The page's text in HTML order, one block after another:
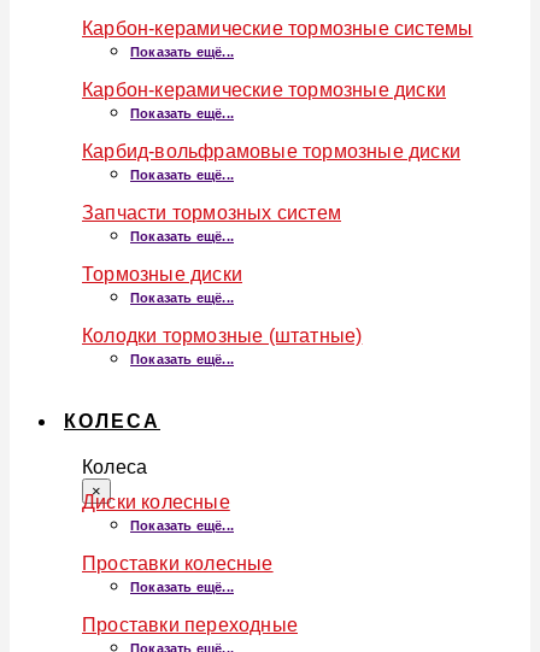
Карбон-керамические тормозные системы
Показать ещё...
Карбон-керамические тормозные диски
Показать ещё...
Карбид-вольфрамовые тормозные диски
Показать ещё...
Запчасти тормозных систем
Показать ещё...
Тормозные диски
Показать ещё...
Колодки тормозные (штатные)
Показать ещё...
КОЛЕСА
Колеса
×
Диски колесные
Показать ещё...
Проставки колесные
Показать ещё...
Проставки переходные
Показать ещё...